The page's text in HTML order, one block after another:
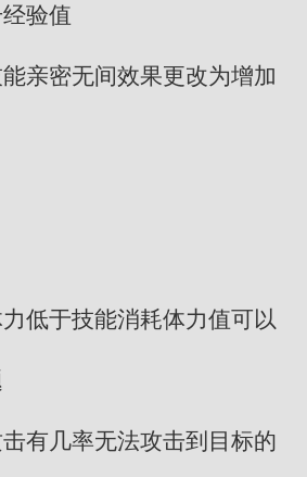
验值
能亲密无间效果更改为增加
力低于技能消耗体力值可以
击有几率无法攻击到目标的